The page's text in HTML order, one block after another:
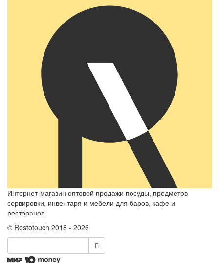
Интернет-магазин оптовой продажи посуды, предметов
сервировки, инвентаря и мебели для баров, кафе и
ресторанов.
© Restotouch 2018 - 2026